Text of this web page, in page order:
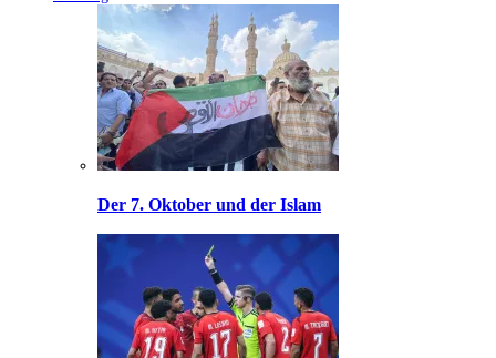
Der 7. Oktober und der Islam